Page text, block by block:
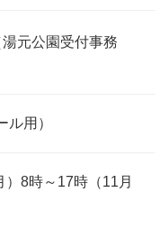
湯元公園受付事務
ル用）
8時～17時（11月